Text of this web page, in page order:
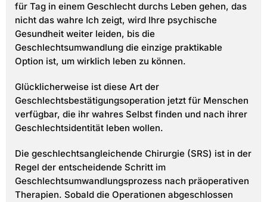
für Tag in einem Geschlecht durchs Leben gehen, das
nicht das wahre Ich zeigt, wird Ihre psychische
Gesundheit weiter leiden, bis die
Geschlechtsumwandlung die einzige praktikable
Option ist, um wirklich leben zu können.
Glücklicherweise ist diese Art der
Geschlechtsbestätigungsoperation jetzt für Menschen
verfügbar, die ihr wahres Selbst finden und nach ihrer
Geschlechtsidentität leben wollen.
Die geschlechtsangleichende Chirurgie (SRS) ist in der
Regel der entscheidende Schritt im
Geschlechtsumwandlungsprozess nach präoperativen
Therapien. Sobald die Operationen abgeschlossen